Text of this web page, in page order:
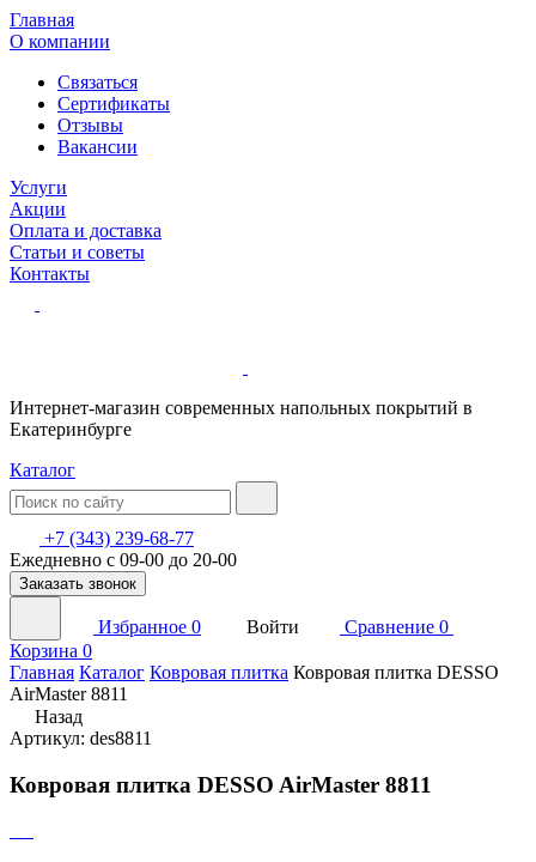
Главная
О компании
Связаться
Сертификаты
Отзывы
Вакансии
Услуги
Акции
Оплата и доставка
Статьи и советы
Контакты
Интернет-магазин современных напольных покрытий в
Екатеринбурге
Каталог
+7 (343) 239-68-77
Ежедневно с 09-00 до 20-00
Заказать звонок
Избранное 0 Войти Сравнение 0
Корзина 0
Главная Каталог Ковровая плитка Ковровая плитка DESSO
AirMaster 8811
Назад
Артикул: des8811
Ковровая плитка DESSO AirMaster 8811